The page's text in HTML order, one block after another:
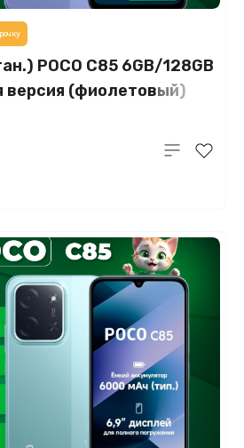
POCO C85 6GB/128GB
версия (фиолетовый)